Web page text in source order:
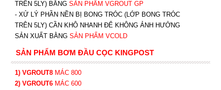
TRÊN 5LY) BẰNG SẢN PHẨM VGROUT GP
- XỬ LÝ PHẦN NỀN BỊ BONG TRÓC (LỚP BONG TRÓC
TRÊN 5LY) CẦN KHÔ NHANH ĐỂ KHÔNG ẢNH HƯỞNG
SẢN XUẤT BẰNG SẢN PHẨM VCOLD
SẢN PHẨM BƠM ĐẦU CỌC KINGPOST
1) VGROUT8 MÁC 800
2) VGROUT6MÁC 600